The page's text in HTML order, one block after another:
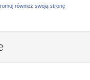
również swoją stronę